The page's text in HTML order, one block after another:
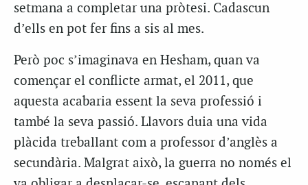
setmana a completar una pròtesi. Cadascun
d’ells en pot fer fins a sis al mes.
Però poc s’imaginava en Hesham, quan va
començar el conflicte armat, el 2011, que
aquesta acabaria essent la seva professió i
també la seva passió. Llavors duia una vida
plàcida treballant com a professor d’anglès a
secundària. Malgrat això, la guerra no només el